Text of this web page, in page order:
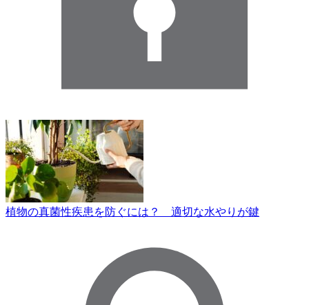
植物の真菌性疾患を防ぐには？ 適切な水やりが鍵